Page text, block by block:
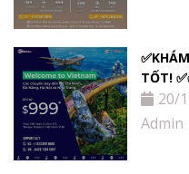
TỐT!
20/
Admin